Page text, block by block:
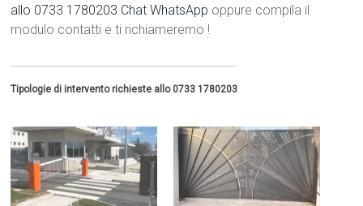
allo 0733 1780203 Chat WhatsApp oppure compila il
modulo contatti e ti richiameremo !
Tipologie di intervento richieste allo 0733 1780203